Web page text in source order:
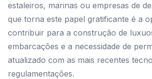
estaleiros, marinas ou empresas de
que torna este papel gratificante é a
contribuir para a construção de
embarcações e a necessidade de
atualizado com as mais recentes
regulamentações.